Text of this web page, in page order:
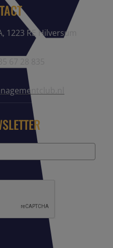
RE Hilversum